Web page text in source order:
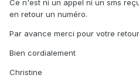
Ce n'est ni un appel ni un sms
en retour un numéro.
Par avance merci pour votre
Bien cordialement
Christine